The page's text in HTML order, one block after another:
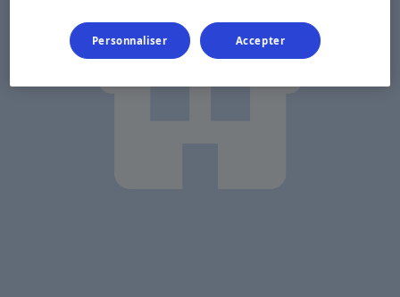
Personnaliser Accepter